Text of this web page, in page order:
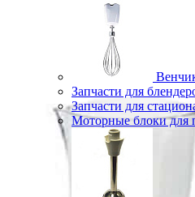
Запчасти для
Запчасти для
Моторные блоки для